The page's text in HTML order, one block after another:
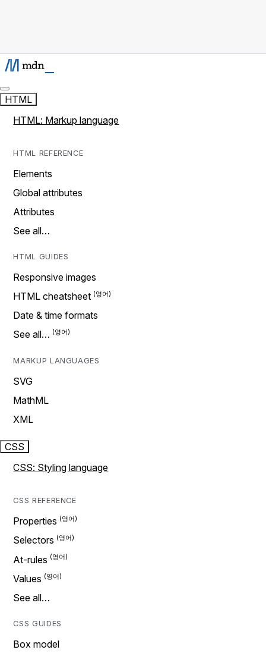
HTML
HTML: Markup language
HTML REFERENCE
Elements
Global attributes
Attributes
See all…
HTML GUIDES
Responsive images
HTML cheatsheet
Date & time formats
See all…
MARKUP LANGUAGES
SVG
MathML
XML
CSS
CSS: Styling language
CSS REFERENCE
Properties
Selectors
At-rules
Values
See all…
CSS GUIDES
Box model